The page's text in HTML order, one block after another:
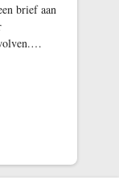
brief aan